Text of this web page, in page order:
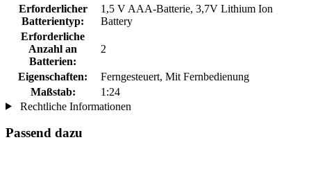
Erforderlicher
Batterientyp:
1,5 V AAA-Batterie, 3,7V Lithium Ion
Battery
Erforderliche
Anzahl an
Batterien:
2
Eigenschaften:
Ferngesteuert, Mit Fernbedienung
Maßstab:
1:24
Rechtliche Informationen
Passend dazu